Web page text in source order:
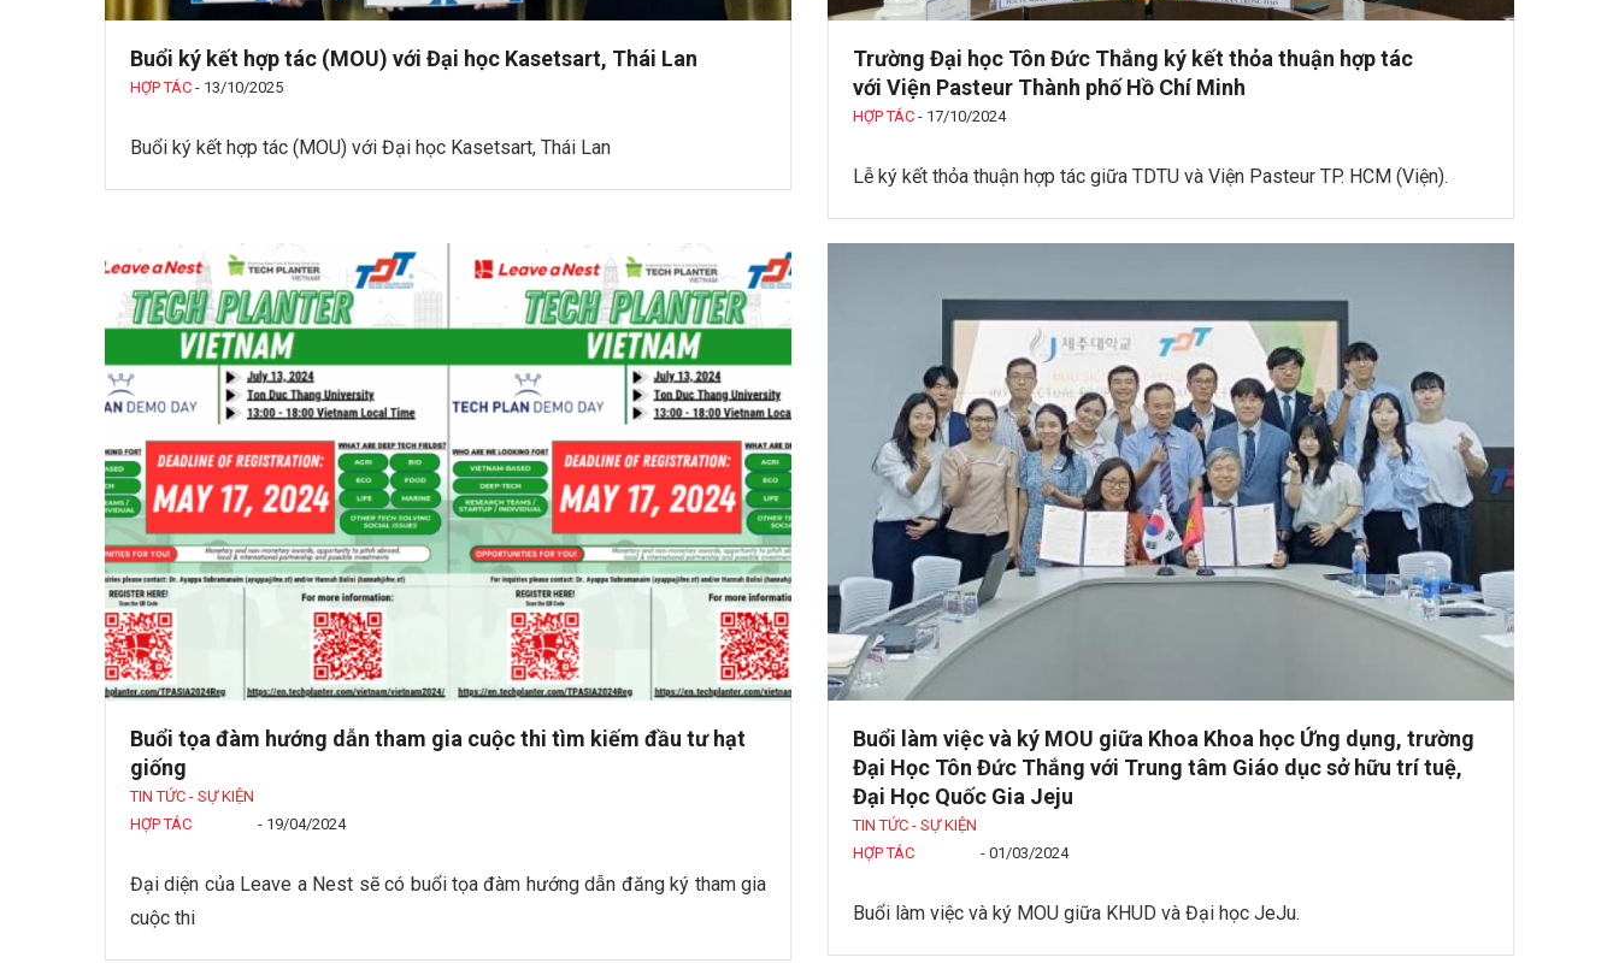
Buổi ký kết hợp tác (MOU) với Đại học Kasetsart, Thái Lan
HỢP TÁC - 13/10/2025
Buổi ký kết hợp tác (MOU) với Đại học Kasetsart, Thái Lan
Trường Đại học Tôn Đức Thắng ký kết thỏa thuận hợp tác
với Viện Pasteur Thành phố Hồ Chí Minh
HỢP TÁC - 17/10/2024
Lễ ký kết thỏa thuận hợp tác giữa TDTU và Viện Pasteur TP. HCM (Viện).
Buổi tọa đàm hướng dẫn tham gia cuộc thi tìm kiếm đầu tư hạt
giống
TIN TỨC - SỰ KIỆN
HỢP TÁC
- 19/04/2024
Đại diện của Leave a Nest sẽ có buổi tọa đàm hướng dẫn đăng ký tham gia
cuộc thi
Buổi làm việc và ký MOU giữa Khoa Khoa học Ứng dụng, trường
Đại Học Tôn Đức Thắng với Trung tâm Giáo dục sở hữu trí tuệ,
Đại Học Quốc Gia Jeju
TIN TỨC - SỰ KIỆN
HỢP TÁC
- 01/03/2024
Buổi làm việc và ký MOU giữa KHUD và Đại học JeJu.